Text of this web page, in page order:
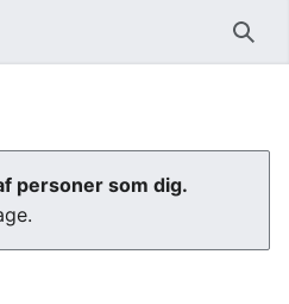
Søg
personer som dig.